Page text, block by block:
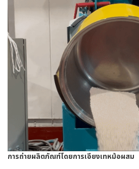
การถ่ายผลิตภัณฑ์โดยการเอียงเทหม้อผสม